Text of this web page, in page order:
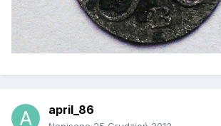
april_86